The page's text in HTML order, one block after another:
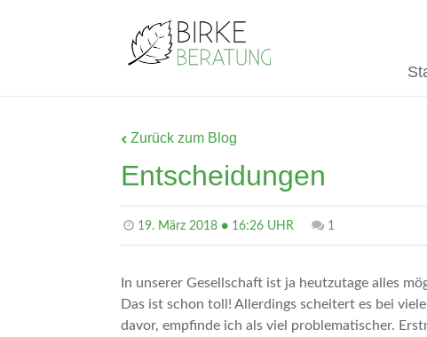
Zurück zum Blog
Entscheidungen
19. März 2018 ● 16:26 UHR 1
In unserer Gesellschaft ist ja heutzutage alles
Das ist schon toll! Allerdings scheitert es bei
davor, empfinde ich als viel problematischer.